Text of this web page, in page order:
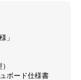
」
ボード仕様書